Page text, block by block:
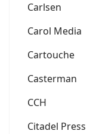
Carlsen
Carol Media
Cartouche
Casterman
CCH
Citadel Press